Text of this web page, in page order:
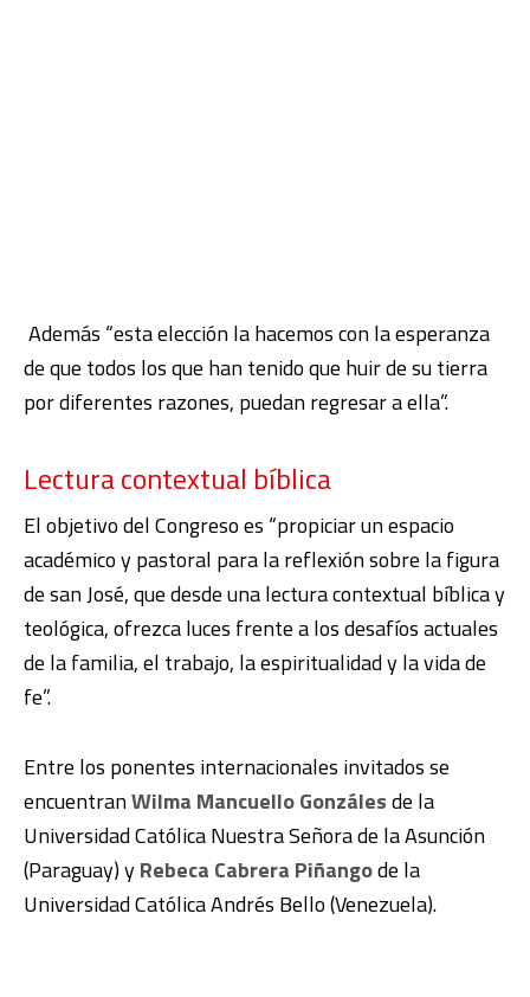
Además “esta elección la hacemos con la esperanza
de que todos los que han tenido que huir de su tierra
por diferentes razones, puedan regresar a ella”.
Lectura contextual bíblica
El objetivo del Congreso es “propiciar un espacio
académico y pastoral para la reflexión sobre la figura
de san José, que desde una lectura contextual bíblica y
teológica, ofrezca luces frente a los desafíos actuales
de la familia, el trabajo, la espiritualidad y la vida de
fe”.
Entre los ponentes internacionales invitados se
encuentranWilma Mancuello Gonzálesde la
Universidad Católica Nuestra Señora de la Asunción
(Paraguay) yRebeca Cabrera Piñangode la
Universidad Católica Andrés Bello (Venezuela).